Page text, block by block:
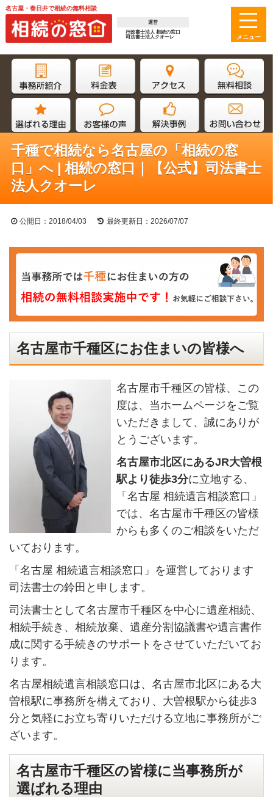
名古屋・春日井で相続の無料相談
運営
行政書士法人 相続の窓口
司法書士法人クオーレ
千種で相続なら名古屋の「相続の窓
口」へ | 相続の窓口｜【公式】司法書士
法人クオーレ
公開日：2018/04/03 最終更新日：2026/07/07
名古屋市千種区にお住まいの皆様へ
名古屋市千種区の皆様、この
度は、当ホームページをご覧
いただきまして、誠にありが
とうございます。
名古屋市北区にあるJR大曽根
駅より徒歩3分に立地する、
「名古屋 相続遺言相談窓口」
では、名古屋市千種区の皆様
からも多くのご相談をいただ
いております。
「名古屋 相続遺言相談窓口」を運営しております
司法書士の鈴田と申します。
司法書士として名古屋市千種区を中心に遺産相続、
相続手続き、相続放棄、遺産分割協議書や遺言書作
成に関する手続きのサポートをさせていただいてお
ります。
名古屋相続遺言相談窓口は、名古屋市北区にある大
曽根駅に事務所を構えており、大曽根駅から徒歩3
分と気軽にお立ち寄りいただける立地に事務所がご
ざいます。
名古屋市千種区の皆様に当事務所が
選ばれる理由